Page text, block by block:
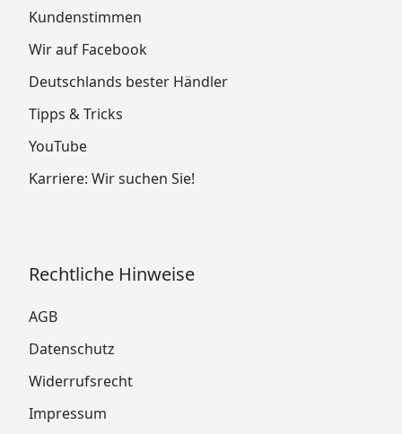
Kundenstimmen
Wir auf Facebook
Deutschlands bester Händler
Tipps & Tricks
YouTube
Karriere: Wir suchen Sie!
Rechtliche Hinweise
AGB
Datenschutz
Widerrufsrecht
Impressum